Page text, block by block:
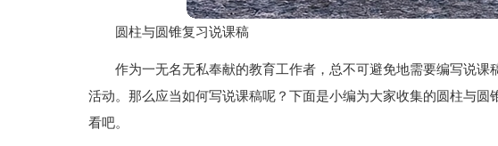
圆柱与圆锥复习说课稿
作为一无名无私奉献的教育工作者，总不可避免地需要编写说课
活动。那么应当如何写说课稿呢？下面是小编为大家收集的圆柱与圆
看吧。